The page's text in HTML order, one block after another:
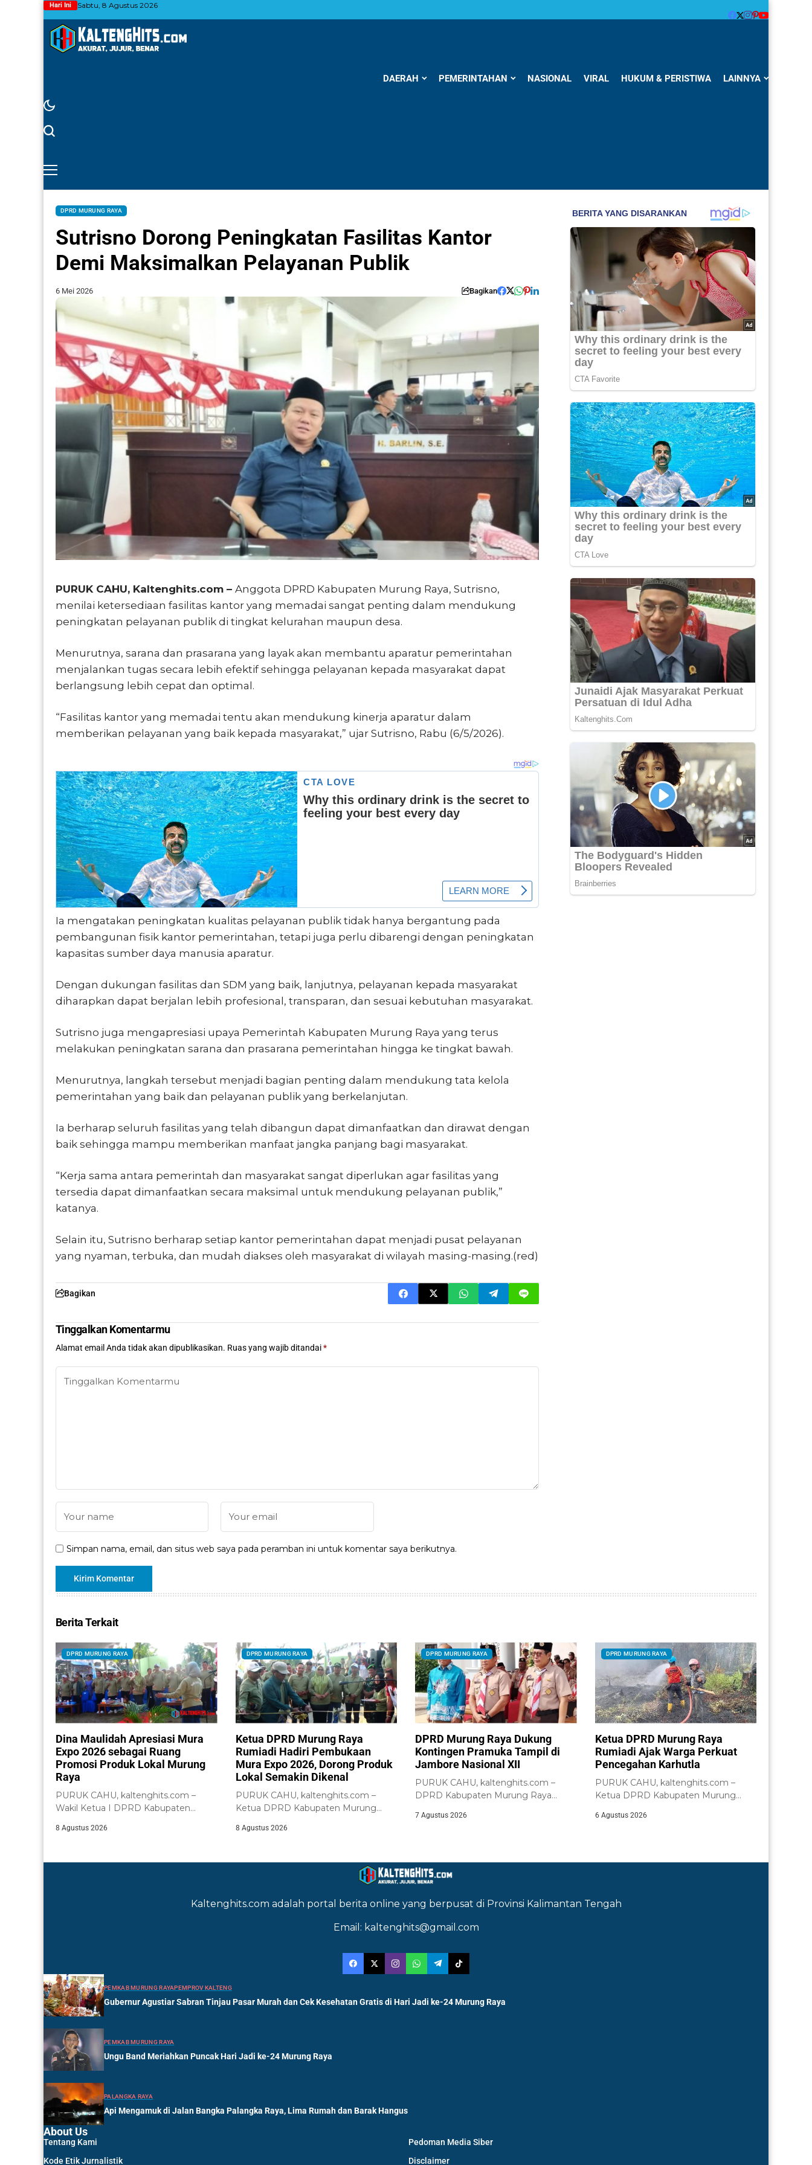
Hari Ini Sabtu, 8 Agustus 2026
DAERAH PEMERINTAHAN NASIONAL VIRAL HUKUM & PERISTIWA LAINNYA
DPRD MURUNG RAYA
Sutrisno Dorong Peningkatan Fasilitas Kantor
Demi Maksimalkan Pelayanan Publik
6 Mei 2026 Bagikan
PURUK CAHU, Kaltenghits.com – Anggota DPRD Kabupaten Murung Raya, Sutrisno,
menilai ketersediaan fasilitas kantor yang memadai sangat penting dalam mendukung
peningkatan pelayanan publik di tingkat kelurahan maupun desa.
Menurutnya, sarana dan prasarana yang layak akan membantu aparatur pemerintahan
menjalankan tugas secara lebih efektif sehingga pelayanan kepada masyarakat dapat
berlangsung lebih cepat dan optimal.
“Fasilitas kantor yang memadai tentu akan mendukung kinerja aparatur dalam
memberikan pelayanan yang baik kepada masyarakat,” ujar Sutrisno, Rabu (6/5/2026).
Ia mengatakan peningkatan kualitas pelayanan publik tidak hanya bergantung pada
pembangunan fisik kantor pemerintahan, tetapi juga perlu dibarengi dengan peningkatan
kapasitas sumber daya manusia aparatur.
Dengan dukungan fasilitas dan SDM yang baik, lanjutnya, pelayanan kepada masyarakat
diharapkan dapat berjalan lebih profesional, transparan, dan sesuai kebutuhan masyarakat.
Sutrisno juga mengapresiasi upaya Pemerintah Kabupaten Murung Raya yang terus
melakukan peningkatan sarana dan prasarana pemerintahan hingga ke tingkat bawah.
Menurutnya, langkah tersebut menjadi bagian penting dalam mendukung tata kelola
pemerintahan yang baik dan pelayanan publik yang berkelanjutan.
Ia berharap seluruh fasilitas yang telah dibangun dapat dimanfaatkan dan dirawat dengan
baik sehingga mampu memberikan manfaat jangka panjang bagi masyarakat.
“Kerja sama antara pemerintah dan masyarakat sangat diperlukan agar fasilitas yang
tersedia dapat dimanfaatkan secara maksimal untuk mendukung pelayanan publik,”
katanya.
Selain itu, Sutrisno berharap setiap kantor pemerintahan dapat menjadi pusat pelayanan
yang nyaman, terbuka, dan mudah diakses oleh masyarakat di wilayah masing-masing.(red)
Bagikan
Tinggalkan Komentarmu
Alamat email Anda tidak akan dipublikasikan. Ruas yang wajib ditandai*
Simpan nama, email, dan situs web saya pada peramban ini untuk komentar saya berikutnya.
Berita Terkait
DPRD MURUNG RAYA
Dina Maulidah Apresiasi Mura
Expo 2026 sebagai Ruang
Promosi Produk Lokal Murung
Raya
PURUK CAHU, kaltenghits.com –
Wakil Ketua I DPRD Kabupaten
8 Agustus 2026
DPRD MURUNG RAYA
Ketua DPRD Murung Raya
Rumiadi Hadiri Pembukaan
Mura Expo 2026, Dorong Produk
Lokal Semakin Dikenal
PURUK CAHU, kaltenghits.com –
Ketua DPRD Kabupaten Murung
pembukaan...
8 Agustus 2026
DPRD MURUNG RAYA
DPRD Murung Raya Dukung
Kontingen Pramuka Tampil di
Jambore Nasional XII
PURUK CAHU, kaltenghits.com –
DPRD Kabupaten Murung Raya
keberangkatan...
7 Agustus 2026
DPRD MURUNG RAYA
Ketua DPRD Murung Raya
Rumiadi Ajak Warga Perkuat
Pencegahan Karhutla
PURUK CAHU, kaltenghits.com –
Ketua DPRD Kabupaten Murung
6 Agustus 2026
Kaltenghits.com adalah portal berita online yang berpusat di Provinsi Kalimantan Tengah
Email: kaltenghits@gmail.com
PEMKAB MURUNG RAYAPEMPROV KALTENG
Gubernur Agustiar Sabran Tinjau Pasar Murah dan Cek Kesehatan Gratis di Hari Jadi ke-24 Murung Raya
PEMKAB MURUNG RAYA
Ungu Band Meriahkan Puncak Hari Jadi ke-24 Murung Raya
PALANGKA RAYA
Api Mengamuk di Jalan Bangka Palangka Raya, Lima Rumah dan Barak Hangus
About Us
Tentang Kami
Pedoman Media Siber
Kode Etik Jurnalistik
Disclaimer